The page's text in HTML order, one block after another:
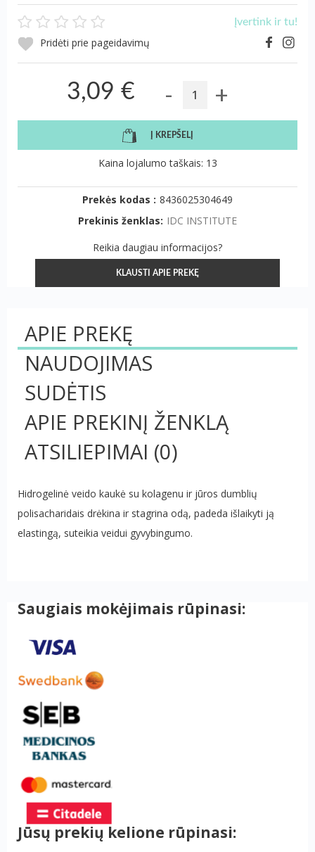
Įvertink ir tu!
Pridėti prie pageidavimų
3,09 € - +
Į KREPŠELĮ
Kaina lojalumo taškais: 13
Prekės kodas : 8436025304649
Prekinis ženklas: IDC INSTITUTE
Reikia daugiau informacijos?
KLAUSTI APIE PREKĘ
APIE PREKĘ
NAUDOJIMAS
SUDĖTIS
APIE PREKINĮ ŽENKLĄ
ATSILIEPIMAI (0)
Hidrogelinė veido kaukė su kolagenu ir jūros dumblių
polisacharidais drėkina ir stagrina odą, padeda išlaikyti ją
elastingą, suteikia veidui gyvybingumo.
Saugiais mokėjimais rūpinasi:
Jūsų prekių kelione rūpinasi: